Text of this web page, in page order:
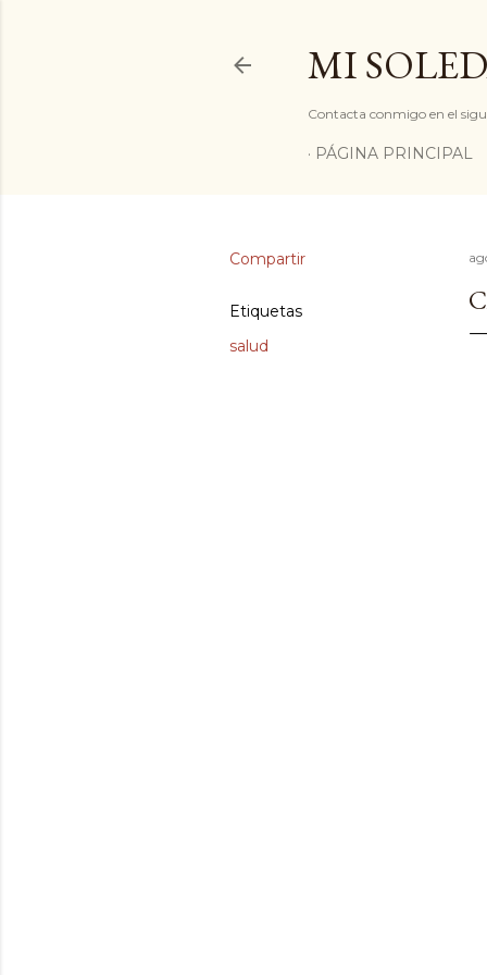
MI
Contacta conmigo en el
PÁGINA PRINCIPAL
Compartir
Etiquetas
salud